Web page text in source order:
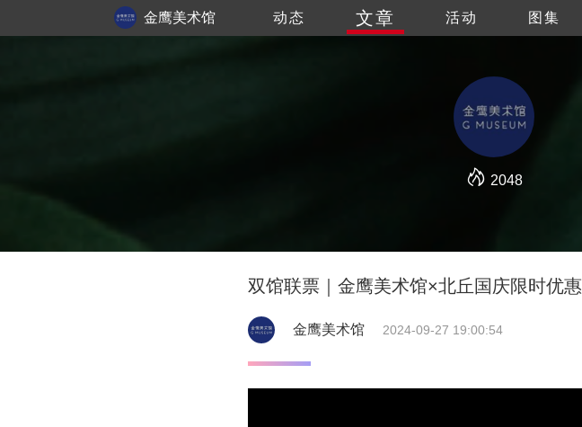
金鹰美术馆 动态 文章 活动 图集
2048
双馆联票｜金鹰美术馆×北丘国庆限时优惠
金鹰美术馆 2024-09-27 19:00:54